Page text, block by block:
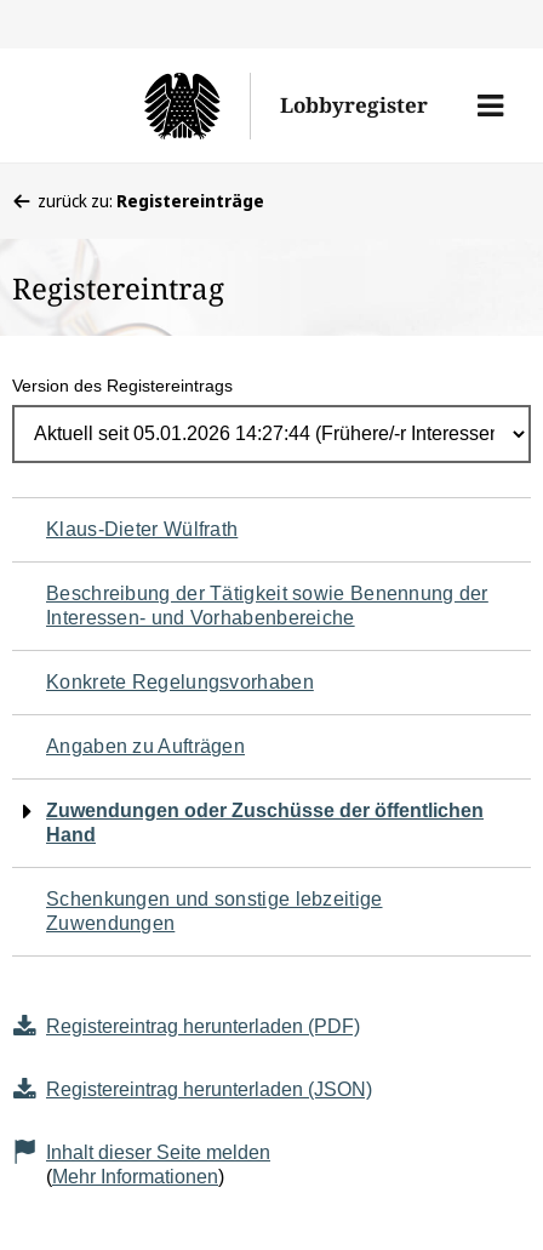
Lobbyregister
Menü
befinden
hier:
zurück zu: Registereinträge
Registereintrag
Version des Registereintrags
Navigation
für
den
Seiteninhalt
Klaus-Dieter Wülfrath
Beschreibung der Tätigkeit sowie Benennung der
Interessen- und Vorhabenbereiche
Konkrete Regelungsvorhaben
Angaben zu Aufträgen
Zuwendungen oder Zuschüsse der öffentlichen
Hand
Schenkungen und sonstige lebzeitige
Zuwendungen
Registereintrag herunterladen (PDF)
Registereintrag herunterladen (JSON)
Inhalt dieser Seite melden
(Mehr Informationen)